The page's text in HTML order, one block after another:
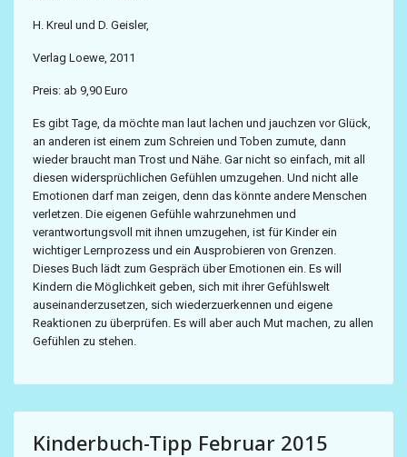
H. Kreul und D. Geisler,
Verlag Loewe, 2011
Preis: ab 9,90 Euro
Es gibt Tage, da möchte man laut lachen und jauchzen vor Glück,
an anderen ist einem zum Schreien und Toben zumute, dann
wieder braucht man Trost und Nähe. Gar nicht so einfach, mit all
diesen widersprüchlichen Gefühlen umzugehen. Und nicht alle
Emotionen darf man zeigen, denn das könnte andere Menschen
verletzen. Die eigenen Gefühle wahrzunehmen und
verantwortungsvoll mit ihnen umzugehen, ist für Kinder ein
wichtiger Lernprozess und ein Ausprobieren von Grenzen.
Dieses Buch lädt zum Gespräch über Emotionen ein. Es will
Kindern die Möglichkeit geben, sich mit ihrer Gefühlswelt
auseinanderzusetzen, sich wiederzuerkennen und eigene
Reaktionen zu überprüfen. Es will aber auch Mut machen, zu allen
Gefühlen zu stehen.
Kinderbuch-Tipp Februar 2015